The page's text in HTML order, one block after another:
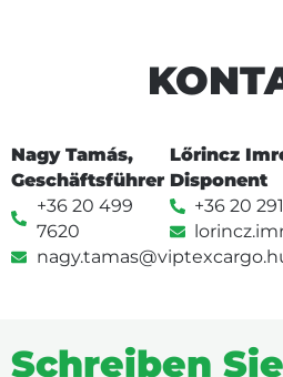
Nagy Tamás,
Geschäftsführer
+36 20 499
7620
Lőrincz
Disponent
+36 20
Schreiben